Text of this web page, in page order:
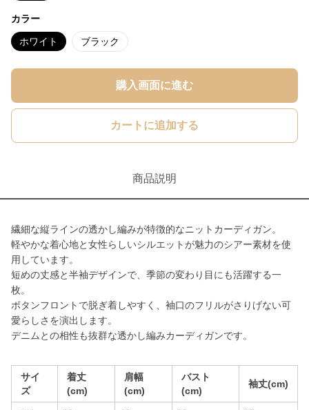
カラー
ホワイト ブラック
購入画面に進む
カートに追加する
商品説明
繊細な縦ラインの透かし編みが特徴的なニットカーディガン。
軽やかな着心地と女性らしいシルエットが魅力のシアー素材を使
用しています。
短めの丈感と半袖デザインで、季節の変わり目にも活躍する一
枚。
ボタンフロントで脱ぎ着しやすく、袖口のフリルがさりげない可
愛らしさを演出します。
デニムとの相性も抜群な透かし編みカーディガンです。
サイ
ズ
着丈
(cm)
肩幅
(cm)
バスト
(cm)
袖丈(cm)